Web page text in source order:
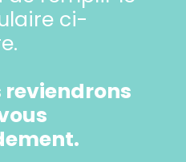
ci-
reviendrons